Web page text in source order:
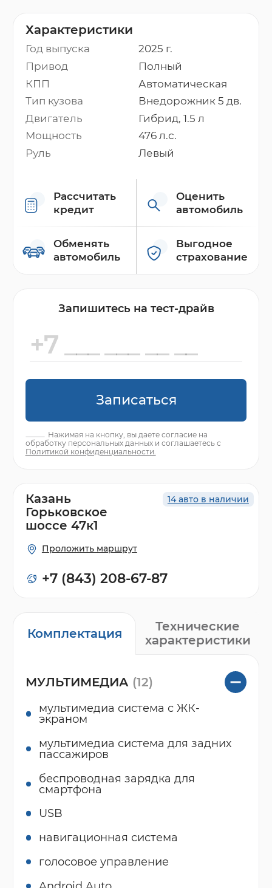
Характеристики
Год выпуска
2025 г.
Привод
Полный
КПП
Автоматическая
Тип кузова
Внедорожник 5 дв.
Двигатель
Гибрид, 1.5 л
Мощность
476 л.с.
Руль
Левый
Рассчитать
кредит
Оценить
автомобиль
Обменять
автомобиль
Выгодное
страхование
Запишитесь на тест-драйв
Записаться
Нажимая на кнопку, вы даете согласие на
обработку персональных данных и соглашаетесь с
Политикой конфиденциальности.
Комплектация
Технические
характеристики
МУЛЬТИМЕДИА (12)
мультимедиа система с ЖК-
экраном
мультимедиа система для задних
пассажиров
беспроводная зарядка для
смартфона
USB
навигационная система
голосовое управление
14 авто в наличии
Казань
Горьковское
шоссе 47к1
Проложить маршрут
+7 (843) 208-67-87